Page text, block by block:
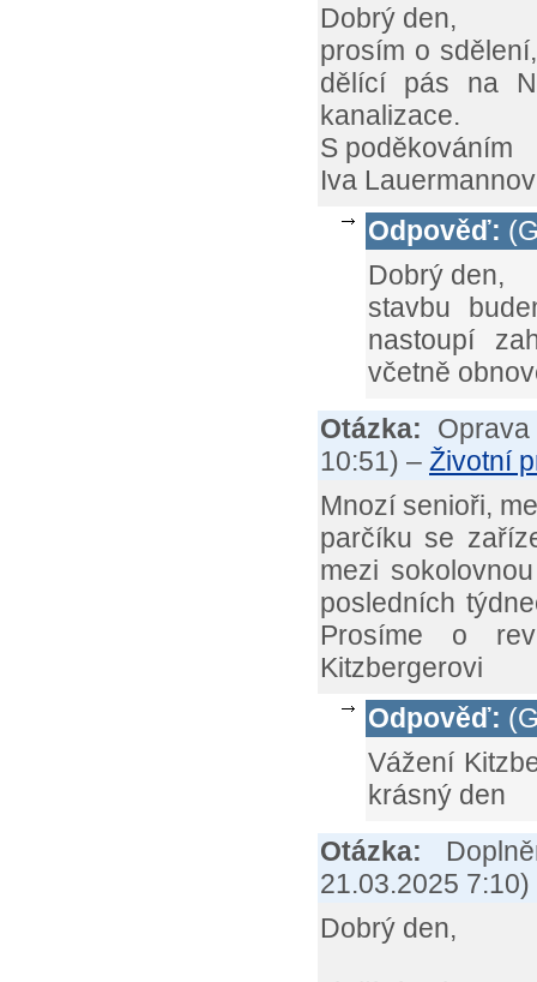
Dobrý den,
prosím o
dělící pás na
kanalizace.
S poděkováním
Iva
Odpověď:
Dobrý den,
stavbu
nastoupí
včetně
Otázka:
10:51) – Životní
Mnozí senioři,
parčíku se
mezi
posledních
Prosíme o
Kitzbergerovi
Odpověď:
Vážení
krásný den
Otázka:
21.03.2025 7:10)
Dobrý den,